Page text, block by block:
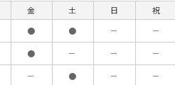
金 土 日
祝
● ● －
－
● － －
－
－ ● － －